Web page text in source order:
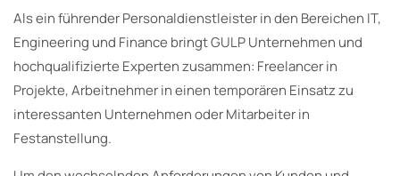
Als ein führender Personaldienstleister in den Bereichen IT,
Engineering und Finance bringt GULP Unternehmen und
hochqualifizierte Experten zusammen: Freelancer in
Projekte, Arbeitnehmer in einen temporären Einsatz zu
interessanten Unternehmen oder Mitarbeiter in
Festanstellung.